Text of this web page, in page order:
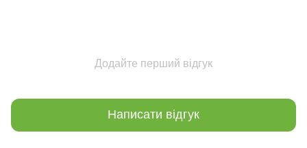
Додайте перший відгук
Написати відгук